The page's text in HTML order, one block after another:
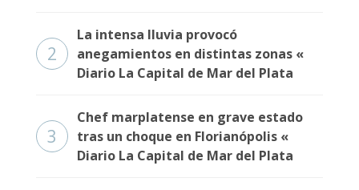
2
La intensa lluvia provocó
anegamientos en distintas zonas «
Diario La Capital de Mar del Plata
3
Chef marplatense en grave estado
tras un choque en Florianópolis «
Diario La Capital de Mar del Plata